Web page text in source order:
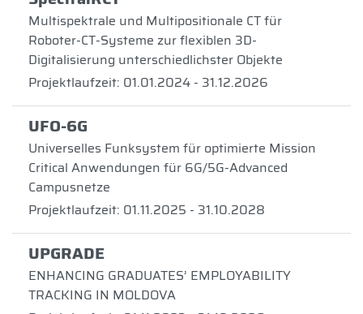
Multispektrale und Multipositionale CT für
Roboter-CT-Systeme zur flexiblen 3D-
Digitalisierung unterschiedlichster Objekte
Projektlaufzeit: 01.01.2024 - 31.12.2026
UFO-6G
Universelles Funksystem für optimierte Mission
Critical Anwendungen für 6G/5G-Advanced
Campusnetze
Projektlaufzeit: 01.11.2025 - 31.10.2028
UPGRADE
ENHANCING GRADUATES’ EMPLOYABILITY
TRACKING IN MOLDOVA